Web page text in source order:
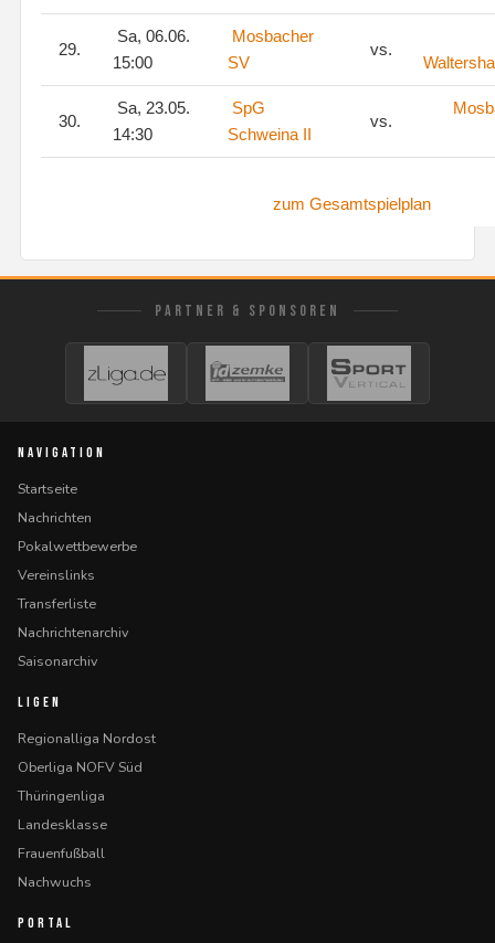
29.
Sa, 06.06.
15:00
Mosbacher
SV
vs.
30.
Sa, 23.05.
14:30
SpG
Schweina II
vs.
zum Gesamtspielplan
PARTNER & SPONSOREN
NAVIGATION
Startseite
Nachrichten
Pokalwettbewerbe
Vereinslinks
Transferliste
Nachrichtenarchiv
Saisonarchiv
LIGEN
Regionalliga Nordost
Oberliga NOFV Süd
Thüringenliga
Landesklasse
Frauenfußball
Nachwuchs
PORTAL